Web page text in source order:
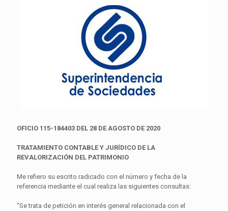
OFICIO 115-184403 DEL 28 DE AGOSTO DE 2020
TRATAMIENTO CONTABLE Y JURÍDICO DE LA
REVALORIZACIÓN DEL PATRIMONIO
Me refiero su escrito radicado con el número y fecha de la
referencia mediante el cual realiza las siguientes consultas:
“Se trata de petición en interés general relacionada con el